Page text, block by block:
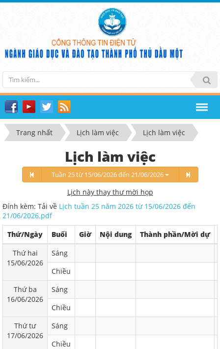
Trang nhất Lịch làm việc Lịch làm việc
Lịch làm việc
Tuần 25 từ 15/06/2026 đến 21/06/2026
Lịch này thay thư mời họp
Đính kèm: Tải về Lịch tuần 25 năm 2026 từ 15/06/2026 đến
21/06/2026.pdf
Thứ/Ngày
Buổi Giờ Nội dung Thành phần/Mời dự
Thứ hai
15/06/2026
Sáng
Chiều
Thứ ba
16/06/2026
Sáng
Chiều
Thứ tư
17/06/2026
Sáng
Chiều